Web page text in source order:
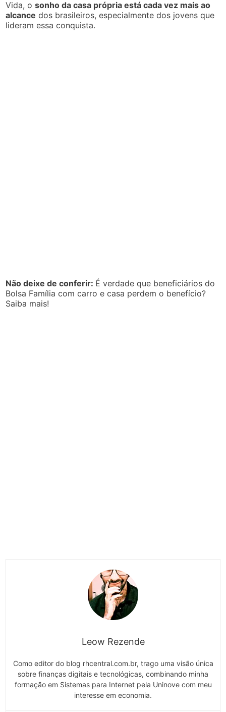
Vida, osonho da casa própria está cada vez mais ao
alcance dos brasileiros, especialmente dos jovens que
lideram essa conquista.
Não deixe de conferir: É verdade que beneficiários do
Bolsa Família com carro e casa perdem o benefício?
Saiba mais!
Leow Rezende
Como editor do blog rhcentral.com.br, trago uma visão única
sobre finanças digitais e tecnológicas, combinando minha
formação em Sistemas para Internet pela Uninove com meu
interesse em economia.